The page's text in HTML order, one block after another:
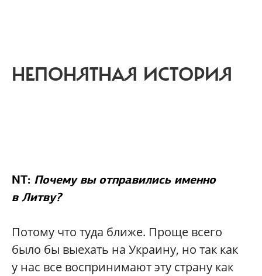
НЕПОНЯТНАЯ ИСТОРИЯ
NT: Почему вы отправились именно
в Литву?
Потому что туда ближе. Проще всего
было бы выехать на Украину, но так как
у нас все воспринимают эту страну как